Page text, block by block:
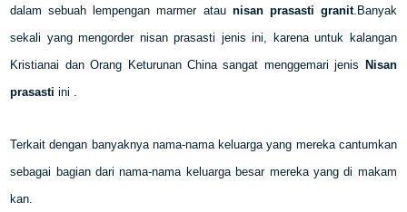
dalam sebuah lempengan marmer atau nisan prasasti granit.Banyak
sekali yang mengorder nisan prasasti jenis ini, karena untuk kalangan
Kristianai dan Orang Keturunan China sangat menggemari jenis
Nisan
prasasti ini .
Terkait dengan banyaknya nama-nama keluarga yang mereka cantumkan
sebagai bagian dari nama-nama keluarga besar mereka yang di makam
kan.